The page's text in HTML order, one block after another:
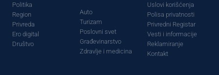
Politika
Region
Privreda
Ero digital
Društvo
Auto
Turizam
Poslovni svet
Građevinarstvo
Zdravlje i medicina
Uslovi korišćenja
Polisa privatnosti
Privredni Registar
Vesti i informacije
Reklamiranje
Kontakt